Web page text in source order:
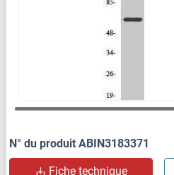
N° du produit ABIN3183371
Fiche technique